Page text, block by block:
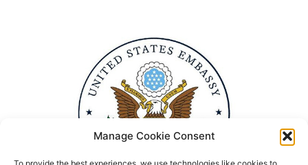
Manage Cookie Consent